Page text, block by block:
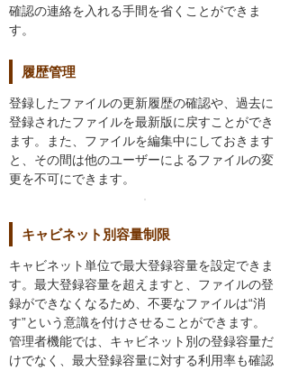
確認の連絡を入れる手間を省くことができま
す。
履歴管理
登録したファイルの更新履歴の確認や、過去に
登録されたファイルを最新版に戻すことができ
ます。また、ファイルを編集中にしておきます
と、その間は他のユーザーによるファイルの変
更を不可にできます。
キャビネット別容量制限
キャビネット単位で最大登録容量を設定できま
す。最大登録容量を超えますと、ファイルの登
録ができなくなるため、不要なファイルは“消
す”という意識を付けさせることができます。
管理者機能では、キャビネット別の登録容量だ
けでなく、最大登録容量に対する利用率も確認